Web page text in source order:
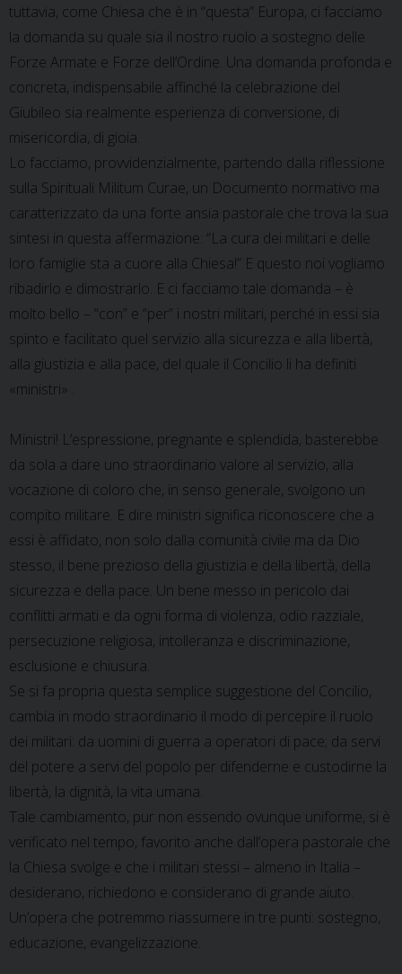
tuttavia, come Chiesa che è in “questa” Europa, ci facciamo
la domanda su quale sia il nostro ruolo a sostegno delle
Forze Armate e Forze dell’Ordine. Una domanda profonda e
concreta, indispensabile affinché la celebrazione del
Giubileo sia realmente esperienza di conversione, di
misericordia, di gioia.
Lo facciamo, provvidenzialmente, partendo dalla riflessione
sulla Spirituali Militum Curae, un Documento normativo ma
caratterizzato da una forte ansia pastorale che trova la sua
sintesi in questa affermazione: “La cura dei militari e delle
loro famiglie sta a cuore alla Chiesa!” E questo noi vogliamo
ribadirlo e dimostrarlo. E ci facciamo tale domanda – è
molto bello – “con” e “per” i nostri militari, perché in essi sia
spinto e facilitato quel servizio alla sicurezza e alla libertà,
alla giustizia e alla pace, del quale il Concilio li ha definiti
«ministri» .
Ministri! L’espressione, pregnante e splendida, basterebbe
da sola a dare uno straordinario valore al servizio, alla
vocazione di coloro che, in senso generale, svolgono un
compito militare. E dire ministri significa riconoscere che a
essi è affidato, non solo dalla comunità civile ma da Dio
stesso, il bene prezioso della giustizia e della libertà, della
sicurezza e della pace. Un bene messo in pericolo dai
conflitti armati e da ogni forma di violenza, odio razziale,
persecuzione religiosa, intolleranza e discriminazione,
esclusione e chiusura.
Se si fa propria questa semplice suggestione del Concilio,
cambia in modo straordinario il modo di percepire il ruolo
dei militari: da uomini di guerra a operatori di pace; da servi
del potere a servi del popolo per difenderne e custodirne la
libertà, la dignità, la vita umana.
Tale cambiamento, pur non essendo ovunque uniforme, si è
verificato nel tempo, favorito anche dall’opera pastorale che
la Chiesa svolge e che i militari stessi – almeno in Italia –
desiderano, richiedono e considerano di grande aiuto.
Un’opera che potremmo riassumere in tre punti: sostegno,
educazione, evangelizzazione.